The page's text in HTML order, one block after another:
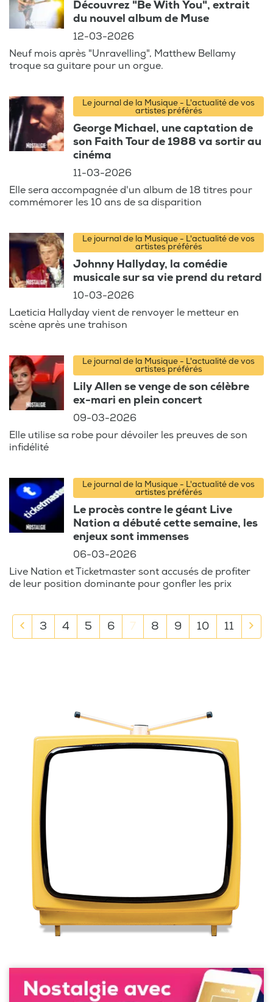
Découvrez "Be With You", extrait
du nouvel album de Muse
12-03-2026
Neuf mois après "Unravelling", Matthew Bellamy
troque sa guitare pour un orgue.
Le journal de la Musique - L'actualité de vos
artistes préférés
George Michael, une captation de
son Faith Tour de 1988 va sortir au
cinéma
11-03-2026
Elle sera accompagnée d'un album de 18 titres pour
commémorer les 10 ans de sa disparition
Le journal de la Musique - L'actualité de vos
artistes préférés
Johnny Hallyday, la comédie
musicale sur sa vie prend du retard
10-03-2026
Laeticia Hallyday vient de renvoyer le metteur en
scène après une trahison
Le journal de la Musique - L'actualité de vos
artistes préférés
Lily Allen se venge de son célèbre
ex-mari en plein concert
09-03-2026
Elle utilise sa robe pour dévoiler les preuves de son
infidélité
Le journal de la Musique - L'actualité de vos
artistes préférés
Le procès contre le géant Live
Nation a débuté cette semaine, les
enjeux sont immenses
06-03-2026
Live Nation et Ticketmaster sont accusés de profiter
de leur position dominante pour gonfler les prix
Previous
3 4 5 6 7 8 9 10 11